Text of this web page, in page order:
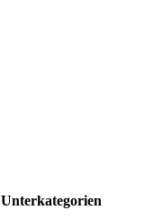
Unterkategorien